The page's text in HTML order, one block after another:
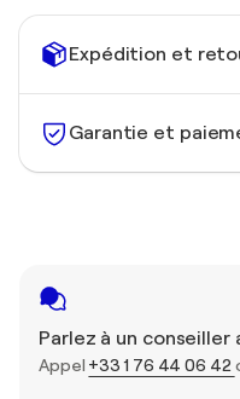
Expédition et
Garantie et
Parlez à un
Appel +33 1 76 44 06 42